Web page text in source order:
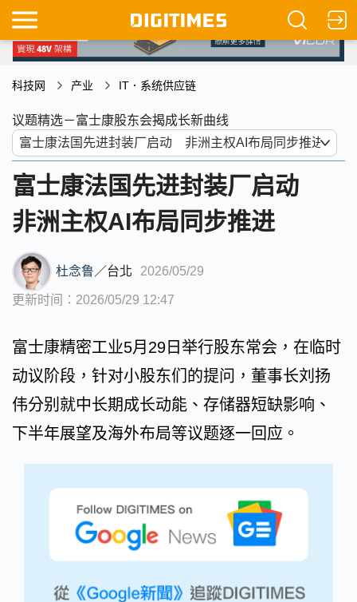
科技网 产业 IT．系统供应链
议题精选－富士康股东会揭成长新曲线
富士康法国先进封装厂启动
非洲主权AI布局同步推进
杜念鲁／台北 2026/05/29
更新时间：2026/05/29 12:47
富士康精密工业5月29日举行股东常会，在临时
动议阶段，针对小股东们的提问，董事长刘扬
伟分别就中长期成长动能、存储器短缺影响、
下半年展望及海外布局等议题逐一回应。